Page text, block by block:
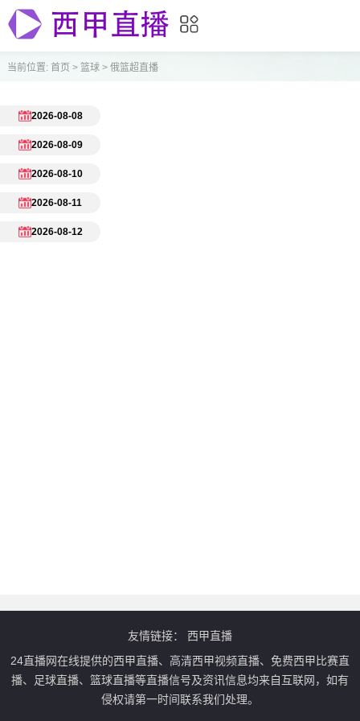
当前位置: 首页 > 篮球> 俄篮超直播
2026-08-08
2026-08-09
2026-08-10
2026-08-11
2026-08-12
友情链接： 西甲直播
24直播网在线提供的西甲直播、高清西甲视频直播、免费西甲比赛直
播、足球直播、篮球直播等直播信号及资讯信息均来自互联网，如有
侵权请第一时间联系我们处理。